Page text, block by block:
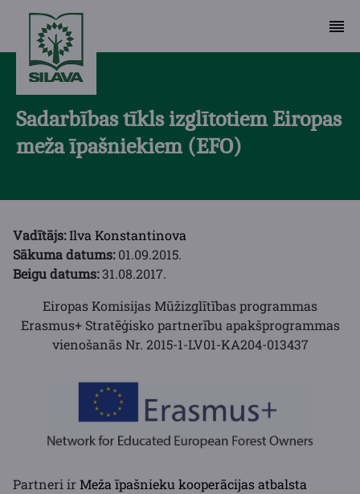
Sadarbības tīkls izglītotiem Eiropas
meža īpašniekiem (EFO)
Vadītājs:Ilva Konstantinova
Sākuma datums:01.09.2015.
Beigu datums:31.08.2017.
Eiropas Komisijas Mūžizglītības programmas
Erasmus+ Stratēģisko partnerību apakšprogrammas
vienošanās Nr. 2015-1-LV01-KA204-013437
Partneri ir Meža īpašnieku kooperācijas atbalsta